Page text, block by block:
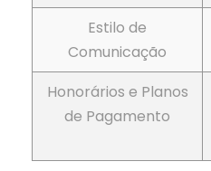
Estilo de
Comunicação
Honorários e Planos
de Pagamento